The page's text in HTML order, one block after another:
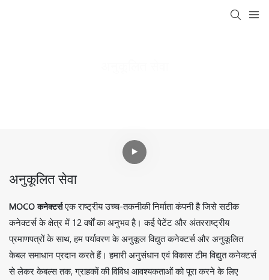
अनुकूलित सेवा
MOCO कनेक्टर्स एक राष्ट्रीय उच्च-तकनीकी निर्माता कंपनी है जिसे सटीक
कनेक्टर्स के क्षेत्र में 12 वर्षों का अनुभव है। कई पेटेंट और अंतरराष्ट्रीय
प्रमाणपत्रों के साथ, हम पर्यावरण के अनुकूल विद्युत कनेक्टर्स और अनुकूलित
केबल समाधान प्रदान करते हैं। हमारी अनुसंधान एवं विकास टीम विद्युत कनेक्टर्स
से लेकर केबल्स तक, ग्राहकों की विविध आवश्यकताओं को पूरा करने के लिए